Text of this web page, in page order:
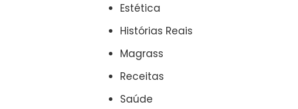
Estética
Histórias Reais
Magrass
Receitas
Saúde